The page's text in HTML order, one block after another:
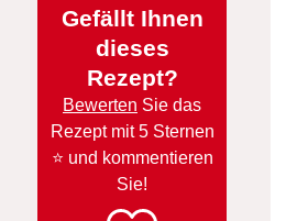
Gefällt Ihnen
dieses
Rezept?
Bewerten Sie das
Rezept mit 5 Sternen
⭐️ und kommentieren
Sie!